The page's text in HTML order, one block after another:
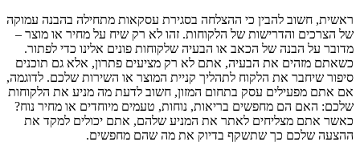
ראשית, חשוב להבין כי ההצלחה בסגירת עסקאות מתחילה בהבנה עמוקה
של הצרכים והדרישות של הלקוחות. זהו לא רק שיח על מחיר או מוצר –
מדובר על הבנה של הכאב או הבעיה שלקוחות פונים אלינו כדי לפתור.
כשאתם מזהים את הבעיה, אתם לא רק מציעים פתרון, אלא גם תוכנים
סיפור שיחבר את הלקוח לתהליך קניית המוצר או השירות שלכם. לדוגמה,
אם אתם מפעילים עסק בתחום המזון, חשוב לדעת מה מניע את הלקוחות
שלכם: האם הם מחפשים בריאות, נוחות, טעמים מיוחדים או מחיר נוח?
כאשר אתם מצליחים לאתר את המניע שלהם, אתם יכולים למקד את
ההצעה שלכם כך שתשקף בדיוק את מה שהם מחפשים.